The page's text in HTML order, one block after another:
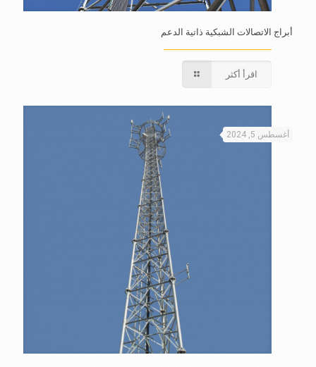
أبراج الاتصالات الشبكية ذاتية الدعم
اقرأ أكثر
أغسطس 5, 2024